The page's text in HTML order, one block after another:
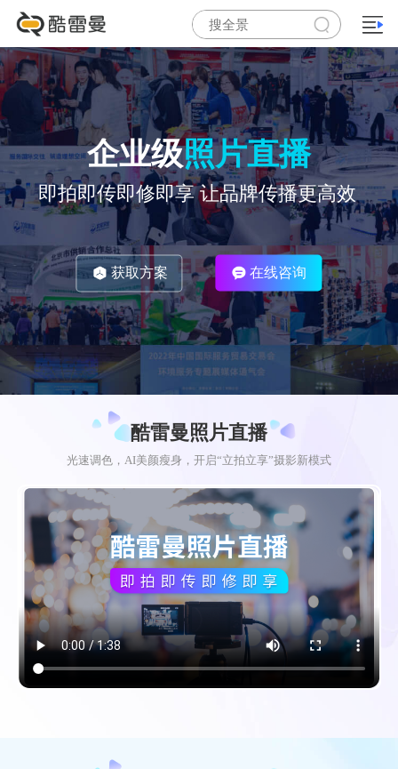
企业级照片直播
即拍即传即修即享 让品牌传播更高效
获取方案 在线咨询
酷雷曼照片直播
光速调色，AI美颜瘦身，开启“立拍立享”摄影新模式